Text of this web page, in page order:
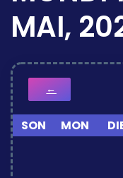
MAI,
←
SON MON